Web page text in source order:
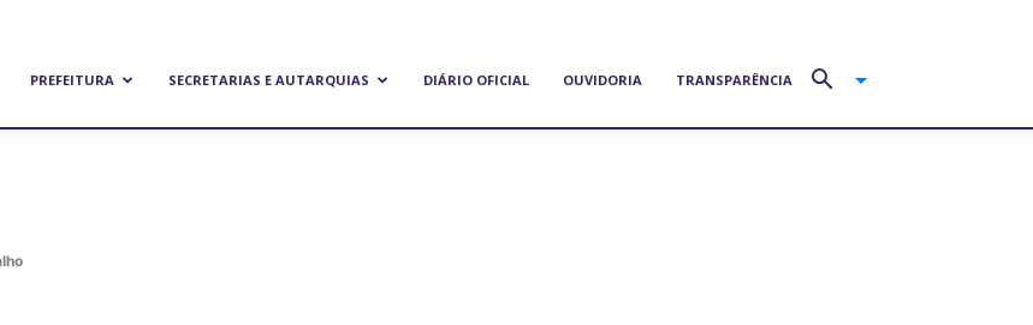
PREFEITURA SECRETARIAS E AUTARQUIAS DIÁRIO OFICIAL OUVIDORIA TRANSPARÊNCIA